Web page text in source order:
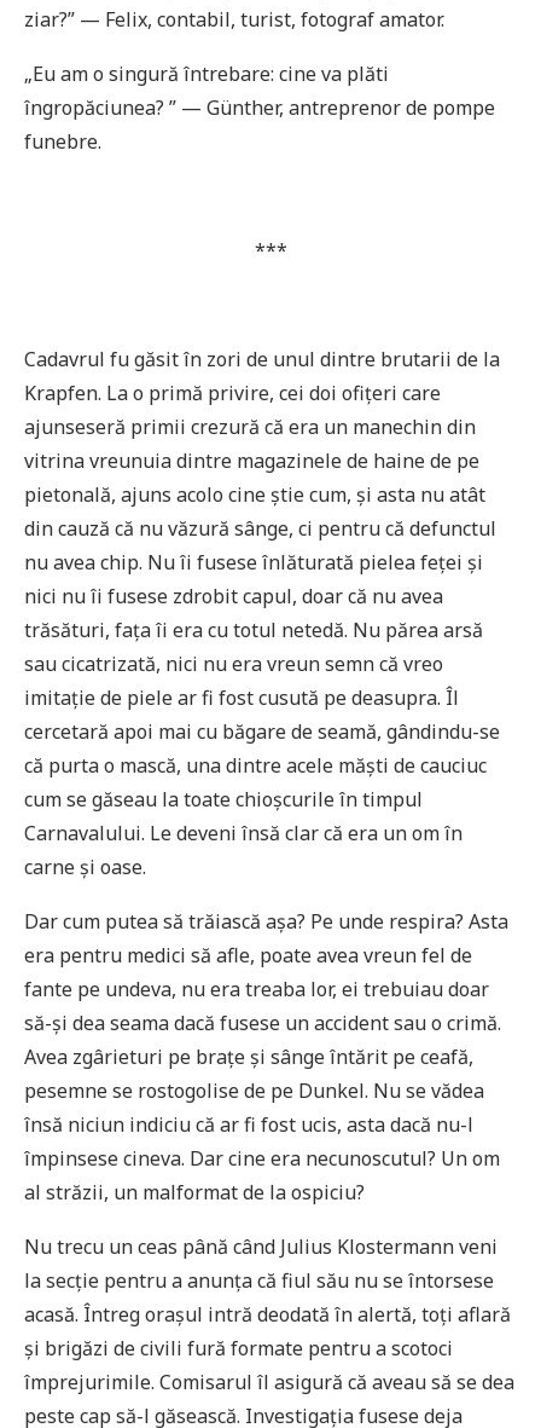
ziar?” — Felix, contabil, turist, fotograf amator.
„Eu am o singură întrebare: cine va plăti
îngropăciunea? ” — Günther, antreprenor de pompe
funebre.
***
Cadavrul fu găsit în zori de unul dintre brutarii de la
Krapfen. La o primă privire, cei doi ofițeri care
ajunseseră primii crezură că era un manechin din
vitrina vreunuia dintre magazinele de haine de pe
pietonală, ajuns acolo cine știe cum, și asta nu atât
din cauză că nu văzură sânge, ci pentru că defunctul
nu avea chip. Nu îi fusese înlăturată pielea feței și
nici nu îi fusese zdrobit capul, doar că nu avea
trăsături, fața îi era cu totul netedă. Nu părea arsă
sau cicatrizată, nici nu era vreun semn că vreo
imitație de piele ar fi fost cusută pe deasupra. Îl
cercetară apoi mai cu băgare de seamă, gândindu-se
că purta o mască, una dintre acele măști de cauciuc
cum se găseau la toate chioșcurile în timpul
Carnavalului. Le deveni însă clar că era un om în
carne și oase.
Dar cum putea să trăiască așa? Pe unde respira? Asta
era pentru medici să afle, poate avea vreun fel de
fante pe undeva, nu era treaba lor, ei trebuiau doar
să-și dea seama dacă fusese un accident sau o crimă.
Avea zgârieturi pe brațe și sânge întărit pe ceafă,
pesemne se rostogolise de pe Dunkel. Nu se vădea
însă niciun indiciu că ar fi fost ucis, asta dacă nu-l
împinsese cineva. Dar cine era necunoscutul? Un om
al străzii, un malformat de la ospiciu?
Nu trecu un ceas până când Julius Klostermann veni
la secție pentru a anunța că fiul său nu se întorsese
acasă. Întreg orașul intră deodată în alertă, toți aflară
și brigăzi de civili fură formate pentru a scotoci
împrejurimile. Comisarul îl asigură că aveau să se dea
peste cap să-l găsească. Investigația fusese deja